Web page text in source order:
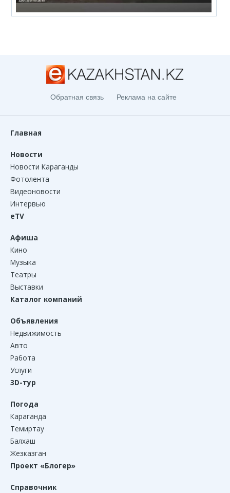
Обратная связь Реклама на сайте
Главная
Новости
Новости Караганды
Фотолента
Видеоновости
Интервью
eTV
Афиша
Кино
Музыка
Театры
Выставки
Каталог компаний
Объявления
Недвижимость
Авто
Работа
Услуги
3D-тур
Погода
Караганда
Темиртау
Балхаш
Жезказган
Проект «Блогер»
Справочник